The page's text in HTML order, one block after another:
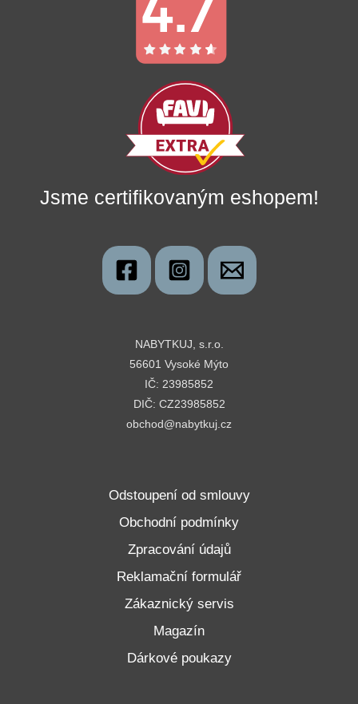
Jsme certifikovaným eshopem!
NABYTKUJ, s.r.o.
56601 Vysoké Mýto
IČ: 23985852
DIČ: CZ23985852
obchod@nabytkuj.cz
Odstoupení od smlouvy
Obchodní podmínky
Zpracování údajů
Reklamační formulář
Zákaznický servis
Magazín
Dárkové poukazy